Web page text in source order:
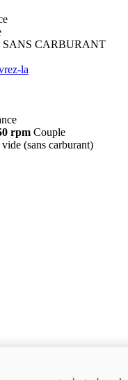
SANS CARBURANT
la
rpm Couple
(sans carburant)